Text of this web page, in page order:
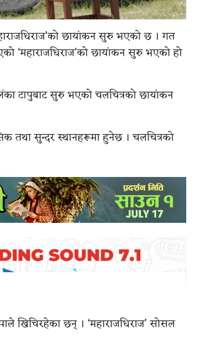
छायांकन सुरु भएको छ । गत
‘महाराजधिराज’को छायांकन सुरु भएको हो
टापुबाट सुरु भएको चलचित्रको छायांकन
तथा सुन्दर स्थानहरूमा हुनेछ । चलचित्रको
खिचिरहेका छन् । ‘महाराजधिराज’ सोसल